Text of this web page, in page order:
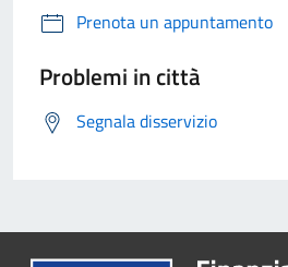
Prenota un appuntamento
Problemi in città
Segnala disservizio